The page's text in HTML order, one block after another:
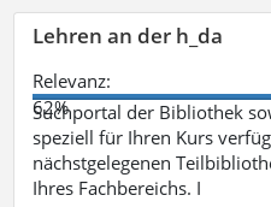
Lehren an der h_da
Relevanz:
62%
Suchportal der Bibliothek
speziell für Ihren Kurs
nächstgelegenen
Ihres Fachbereichs. I